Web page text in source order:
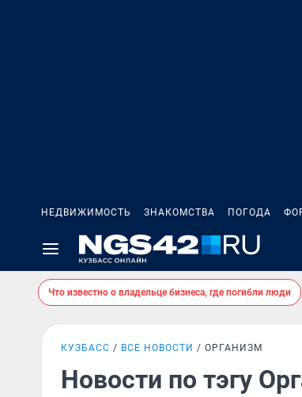
НЕДВИЖИМОСТЬ ЗНАКОМСТВА ПОГОДА
Что известно о владельце бизнеса, где погибли люди
КУЗБАСС ВСЕ НОВОСТИ ОРГАНИЗМ
Новости по тэгу